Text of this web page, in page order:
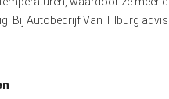
Bij Autobedrijf Van Tilburg